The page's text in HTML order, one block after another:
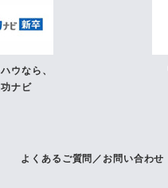
ウなら、
ナビ
よくあるご質問／お問い合わせ